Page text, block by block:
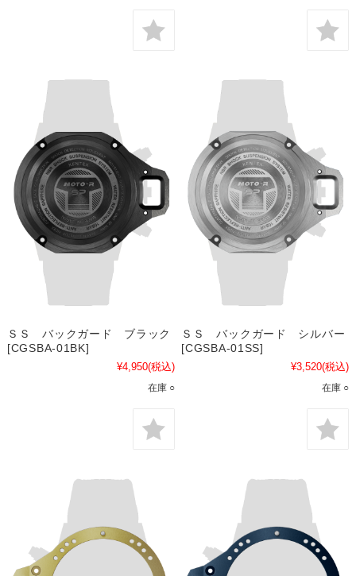
ＳＳ バックガード ブラック
[CGSBA-01BK]
¥4,950(税込)
在庫 ○
ＳＳ バックガード シルバー
[CGSBA-01SS]
¥3,520(税込)
在庫 ○